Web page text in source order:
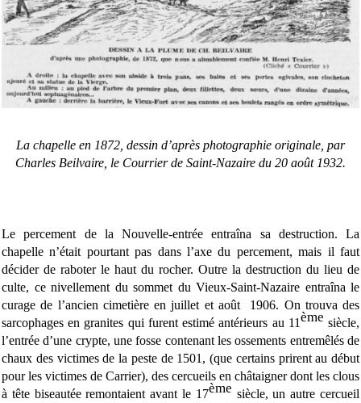
La chapelle en 1872, dessin d’après photographie originale, par
Charles Beilvaire, le Courrier de Saint-Nazaire du 20 août 1932.
Le percement de la Nouvelle-entrée entraîna sa destruction. La
chapelle n’était pourtant pas dans l’axe du percement, mais il faut
décider de raboter le haut du rocher. Outre la destruction du lieu de
culte, ce nivellement du sommet du Vieux-Saint-Nazaire entraîna le
curage de l’ancien cimetière en juillet et août
1906. On trouva des
sarcophages en granites qui furent estimé antérieurs au 11ème siècle,
l’entrée d’une crypte, une fosse contenant les ossements entremêlés de
chaux des victimes de la peste de 1501, (que certains prirent au début
pour les victimes de Carrier), des cercueils en châtaigner dont les clous
à tête biseautée remontaient avant le 17ème siècle, un autre cercueil